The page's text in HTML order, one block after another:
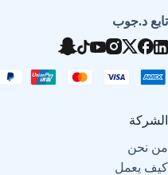
تابع د.جوب
الشركة
من نحن
كيف يعمل